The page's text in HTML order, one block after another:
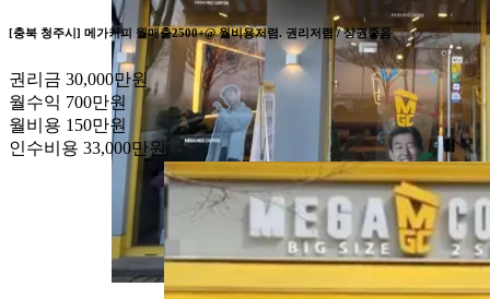
[충북 청주시] 메가커피 월매출2500+@ 월비용저렴. 권리저렴 / 상권좋음
권리금 30,000만원
월수익 700만원
월비용 150만원
인수비용 33,000만원